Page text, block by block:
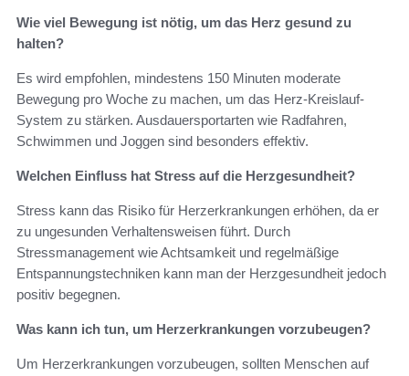
Wie viel Bewegung ist nötig, um das Herz gesund zu
halten?
Es wird empfohlen, mindestens 150 Minuten moderate
Bewegung pro Woche zu machen, um das Herz-Kreislauf-
System zu stärken. Ausdauersportarten wie Radfahren,
Schwimmen und Joggen sind besonders effektiv.
Welchen Einfluss hat Stress auf die Herzgesundheit?
Stress kann das Risiko für Herzerkrankungen erhöhen, da er
zu ungesunden Verhaltensweisen führt. Durch
Stressmanagement wie Achtsamkeit und regelmäßige
Entspannungstechniken kann man der Herzgesundheit jedoch
positiv begegnen.
Was kann ich tun, um Herzerkrankungen vorzubeugen?
Um Herzerkrankungen vorzubeugen, sollten Menschen auf